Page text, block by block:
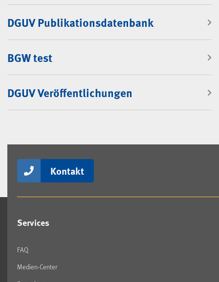
DGUV Publikationsdatenbank
BGW test
DGUV Veröffentlichungen
Kontakt
Services
FAQ
Medien-Center